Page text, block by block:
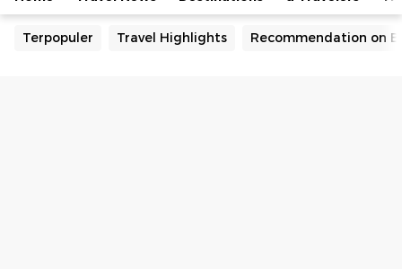
Terpopuler Travel Highlights Recommendation on